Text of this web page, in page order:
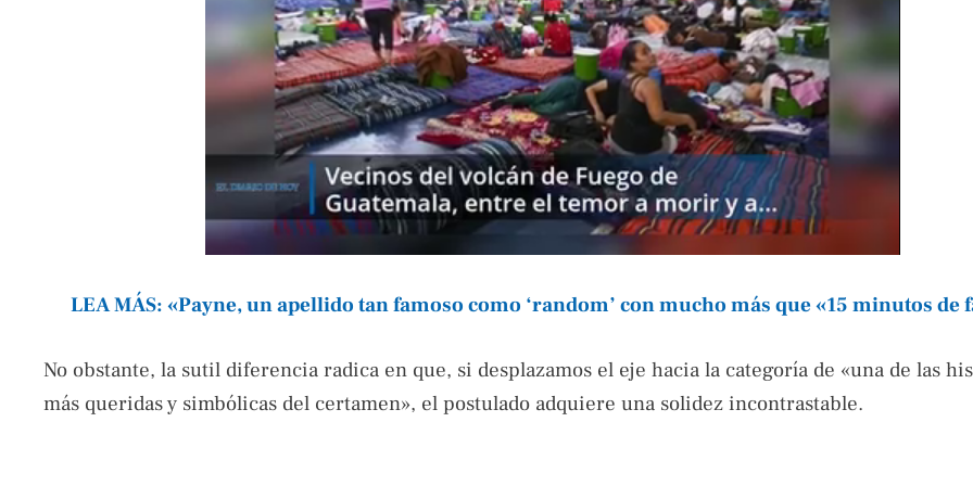
LEA MÁS: «Payne, un apellido tan famoso como ‘random’ con mucho más que «15 minutos de
No obstante, la sutil diferencia radica en que, si desplazamos el eje hacia la categoría de «una de las
más queridas y simbólicas del certamen», el postulado adquiere una solidez incontrastable.